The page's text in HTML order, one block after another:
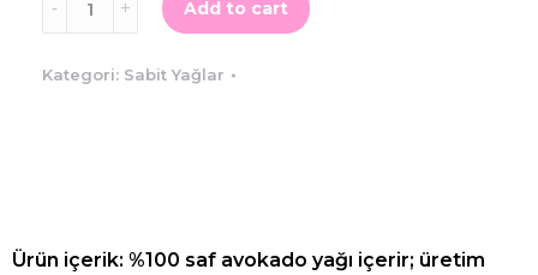
Add to cart
Kategori: Sabit Yağlar
Ürün içerik: %100 saf avokado yağı içerir; üretim